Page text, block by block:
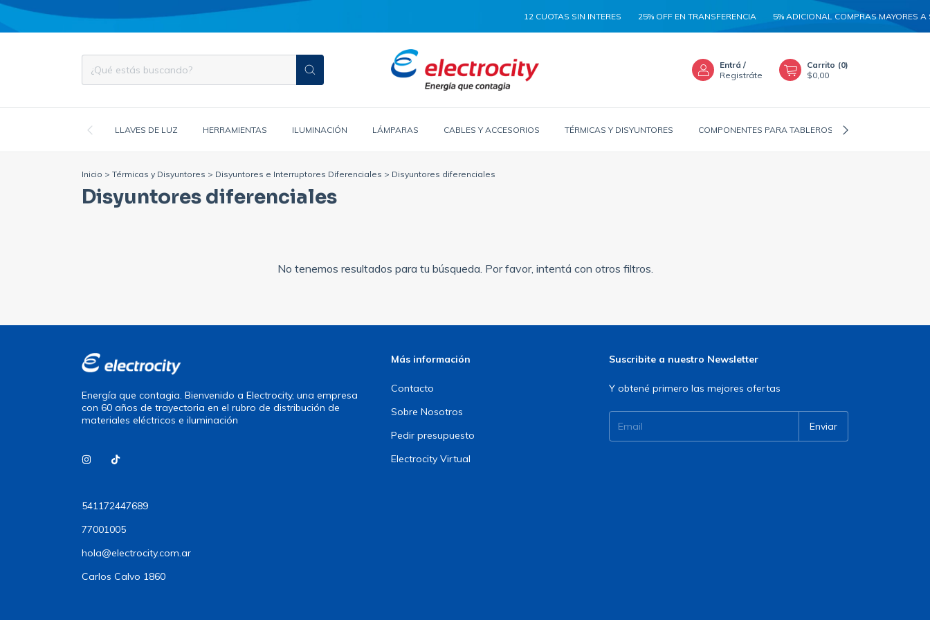
12 CUOTAS SIN INTERES 25% OFF EN TRANSFERENCIA 5% ADICIONAL COMPRAS MAYORES A
Entrá /
Registráte
Carrito (0)
$0,00
LLAVES DE LUZ HERRAMIENTAS ILUMINACIÓN LÁMPARAS CABLES Y ACCESORIOS TÉRMICAS Y DISYUNTORES COMPONENTES PARA TABLEROS
Inicio > Térmicas y Disyuntores > Disyuntores e Interruptores Diferenciales > Disyuntores diferenciales
Disyuntores diferenciales
No tenemos resultados para tu búsqueda. Por favor, intentá con otros filtros.
Energía que contagia. Bienvenido a Electrocity, una empresa
con 60 años de trayectoria en el rubro de distribución de
materiales eléctricos e iluminación
541172447689
77001005
hola@electrocity.com.ar
Carlos Calvo 1860
Más información
Contacto
Sobre Nosotros
Pedir presupuesto
Electrocity Virtual
Suscribite a nuestro Newsletter
Y obtené primero las mejores ofertas